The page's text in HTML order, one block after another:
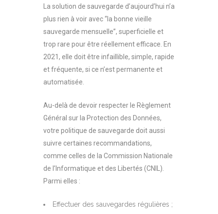
La solution de sauvegarde d’aujourd’hui n’a
plus rien à voir avec “la bonne vieille
sauvegarde mensuelle”, superficielle et
trop rare pour être réellement efficace. En
2021, elle doit être infaillible, simple, rapide
et fréquente, si ce n’est permanente et
automatisée.
Au-delà de devoir respecter le Règlement
Général sur la Protection des Données,
votre politique de sauvegarde doit aussi
suivre certaines recommandations,
comme celles de la Commission Nationale
de l’Informatique et des Libertés (CNIL).
Parmi elles :
Effectuer des sauvegardes régulières ;